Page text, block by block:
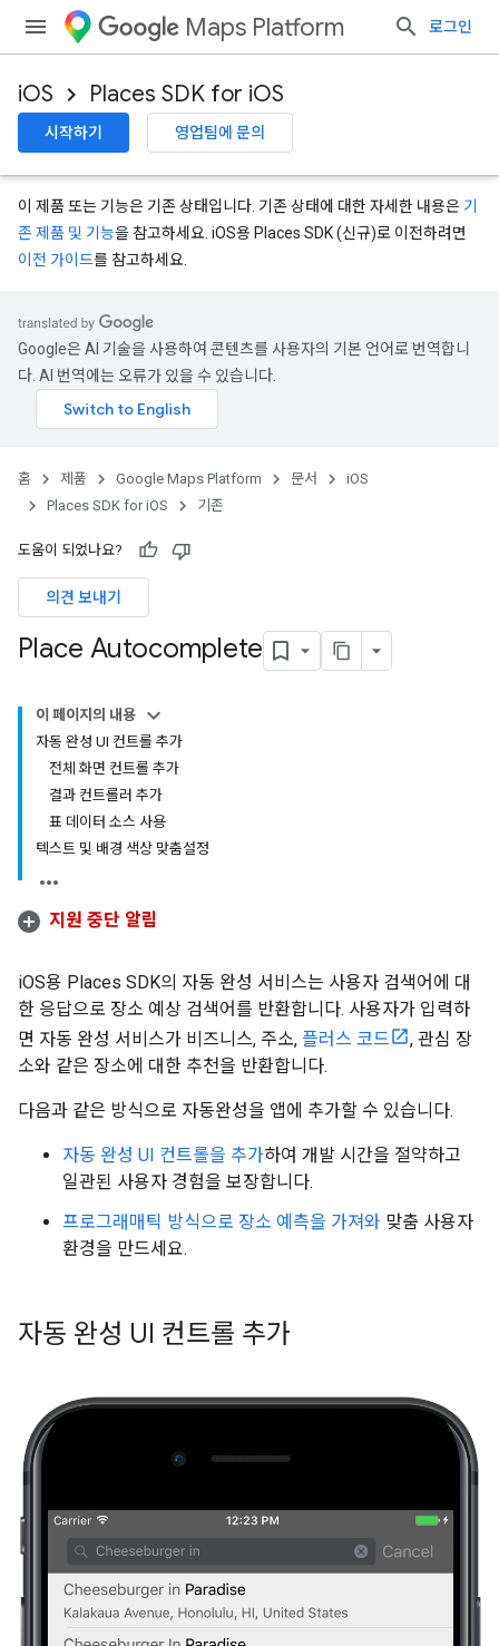
Maps Platform 로그인
iOS Places SDK for iOS
시작하기 영업팀에 문의
이 제품 또는 기능은 기존 상태입니다. 기존 상태에 대한 자세한 내용은 기
존 제품 및 기능을 참고하세요. iOS용 Places SDK (신규)로 이전하려면
이전 가이드를 참고하세요.
Google은 AI 기술을 사용하여 콘텐츠를 사용자의 기본 언어로 번역합니
다. AI 번역에는 오류가 있을 수 있습니다.
홈 제품 Google Maps Platform 문서
iOS
Places SDK for iOS
기존
도움이 되었나요?
의견 보내기
Place Autocomplete
이 페이지의 내용
자동 완성 UI 컨트롤 추가
전체 화면 컨트롤 추가
결과 컨트롤러 추가
표 데이터 소스 사용
텍스트 및 배경 색상 맞춤설정
지원 중단 알림
iOS용 Places SDK의 자동 완성 서비스는 사용자 검색어에 대
한 응답으로 장소 예상 검색어를 반환합니다. 사용자가 입력하
면 자동 완성 서비스가 비즈니스, 주소, 플러스 코드
, 관심 장
소와 같은 장소에 대한 추천을 반환합니다.
다음과 같은 방식으로 자동완성을 앱에 추가할 수 있습니다.
자동 완성 UI 컨트롤을 추가하여 개발 시간을 절약하고
일관된 사용자 경험을 보장합니다.
프로그래매틱 방식으로 장소 예측을 가져와 맞춤 사용자
환경을 만드세요.
자동 완성 UI 컨트롤 추가